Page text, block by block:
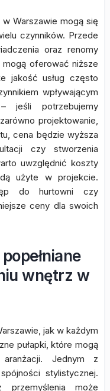
Warszawie mogą się
czynników. Przede
oraz renomy
mogą oferować niższe
jakość usług często
wpływającym
potrzebujemy
projektowanie,
cena będzie wyższa
czy stworzenia
uwzględnić koszty
użyte w projekcie.
do hurtowni czy
ceny dla swoich
wnętrz w
jak w każdym
pułapki, które mogą
Jednym z
stylistycznej.
przemyślenia może